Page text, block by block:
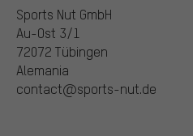
Sports Nut GmbH
Au-Ost 3/1
72072 Tübingen
Alemania
contact@sports-nut.de